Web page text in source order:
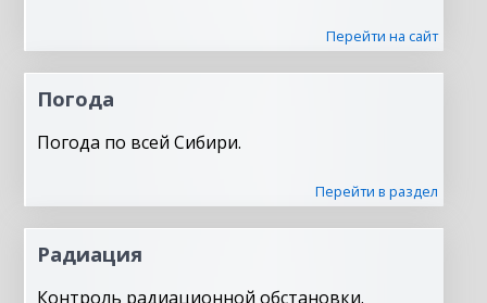
Перейти на сайт
Погода
Погода по всей Сибири.
Перейти в раздел
Радиация
Контроль радиационной обстановки.